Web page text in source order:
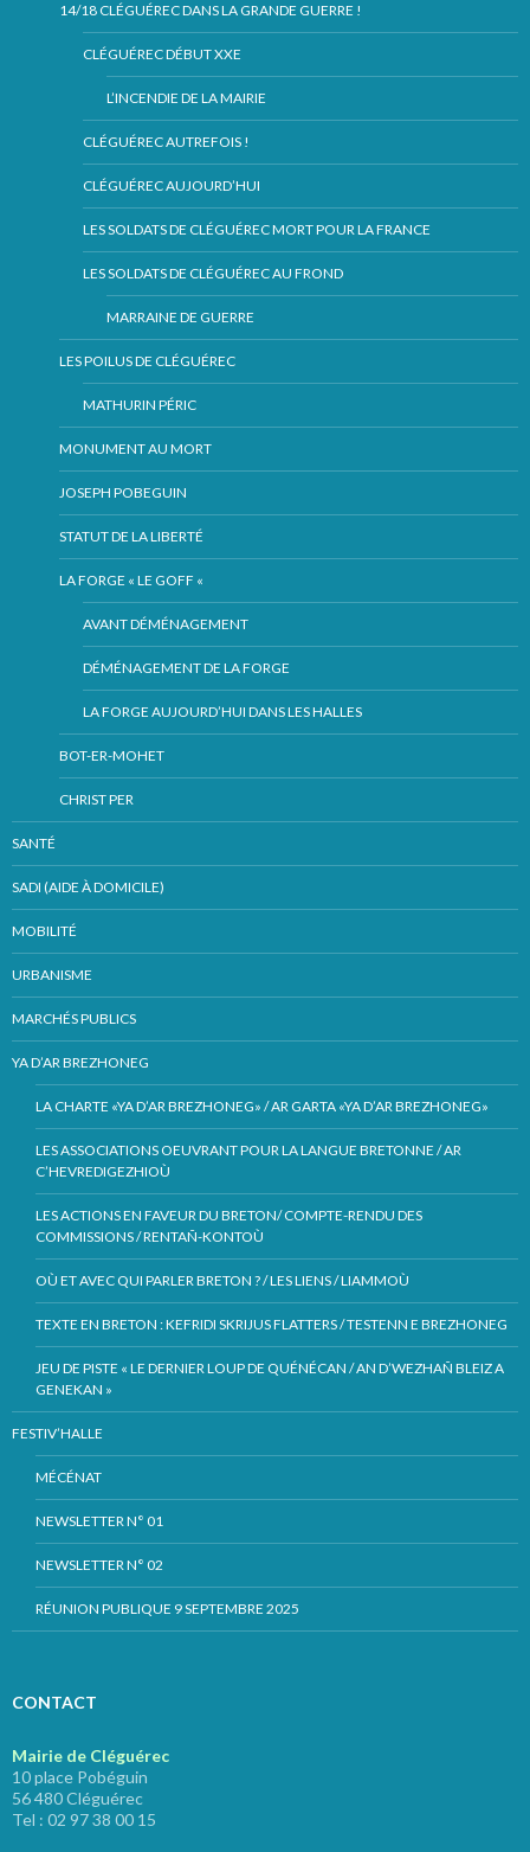
14/18 CLÉGUÉREC DANS LA GRANDE GUERRE !
CLÉGUÉREC DÉBUT XXE
L’INCENDIE DE LA MAIRIE
CLÉGUÉREC AUTREFOIS !
CLÉGUÉREC AUJOURD’HUI
LES SOLDATS DE CLÉGUÉREC MORT POUR LA FRANCE
LES SOLDATS DE CLÉGUÉREC AU FROND
MARRAINE DE GUERRE
LES POILUS DE CLÉGUÉREC
MATHURIN PÉRIC
MONUMENT AU MORT
JOSEPH POBEGUIN
STATUT DE LA LIBERTÉ
LA FORGE « LE GOFF «
AVANT DÉMÉNAGEMENT
DÉMÉNAGEMENT DE LA FORGE
LA FORGE AUJOURD’HUI DANS LES HALLES
BOT-ER-MOHET
CHRIST PER
SANTÉ
SADI (AIDE À DOMICILE)
MOBILITÉ
URBANISME
MARCHÉS PUBLICS
YA D’AR BREZHONEG
LA CHARTE «YA D’AR BREZHONEG» / AR GARTA «YA D’AR BREZHONEG»
LES ASSOCIATIONS OEUVRANT POUR LA LANGUE BRETONNE / AR
C’HEVREDIGEZHIOÙ
LES ACTIONS EN FAVEUR DU BRETON/ COMPTE-RENDU DES
COMMISSIONS / RENTAÑ-KONTOÙ
OÙ ET AVEC QUI PARLER BRETON ? / LES LIENS / LIAMMOÙ
TEXTE EN BRETON : KEFRIDI SKRIJUS FLATTERS / TESTENN E BREZHONEG
JEU DE PISTE « LE DERNIER LOUP DE QUÉNÉCAN / AN D’WEZHAÑ BLEIZ A
GENEKAN »
FESTIV’HALLE
MÉCÉNAT
NEWSLETTER N° 01
NEWSLETTER N° 02
RÉUNION PUBLIQUE 9 SEPTEMBRE 2025
CONTACT
Mairie de Cléguérec
10 place Pobéguin
56 480 Cléguérec
Tel : 02 97 38 00 15